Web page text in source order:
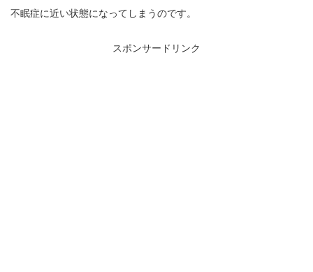
不眠症に近い状態になってしまうのです。
スポンサードリンク